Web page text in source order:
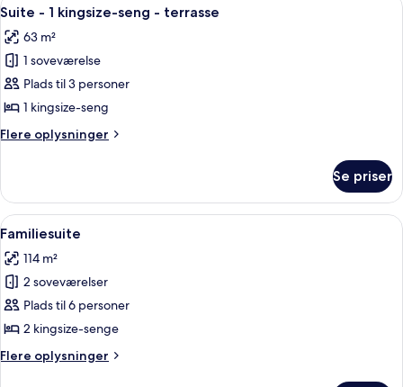
1
seng
alle
billeder
af
Suite
-
1
kingsize-
-
terrasse
6
Suite - 1 kingsize-seng - terrasse
63 m²
1 soveværelse
Plads til 3 personer
1 kingsize-seng
Flere oplysninger
Flere
-
kingsize-
terrasse
Se priser
Indlæs
alle
billeder
af
Familiesuite
En person ordner en blomsterbuket.
7
Familiesuite
114 m²
2 soveværelser
Plads til 6 personer
2 kingsize-senge
Flere oplysninger
Flere